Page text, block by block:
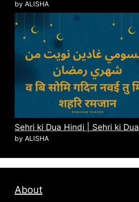
by ALISHA
Sehri ki Dua Hindi | Sehri ki Dua
by ALISHA
About